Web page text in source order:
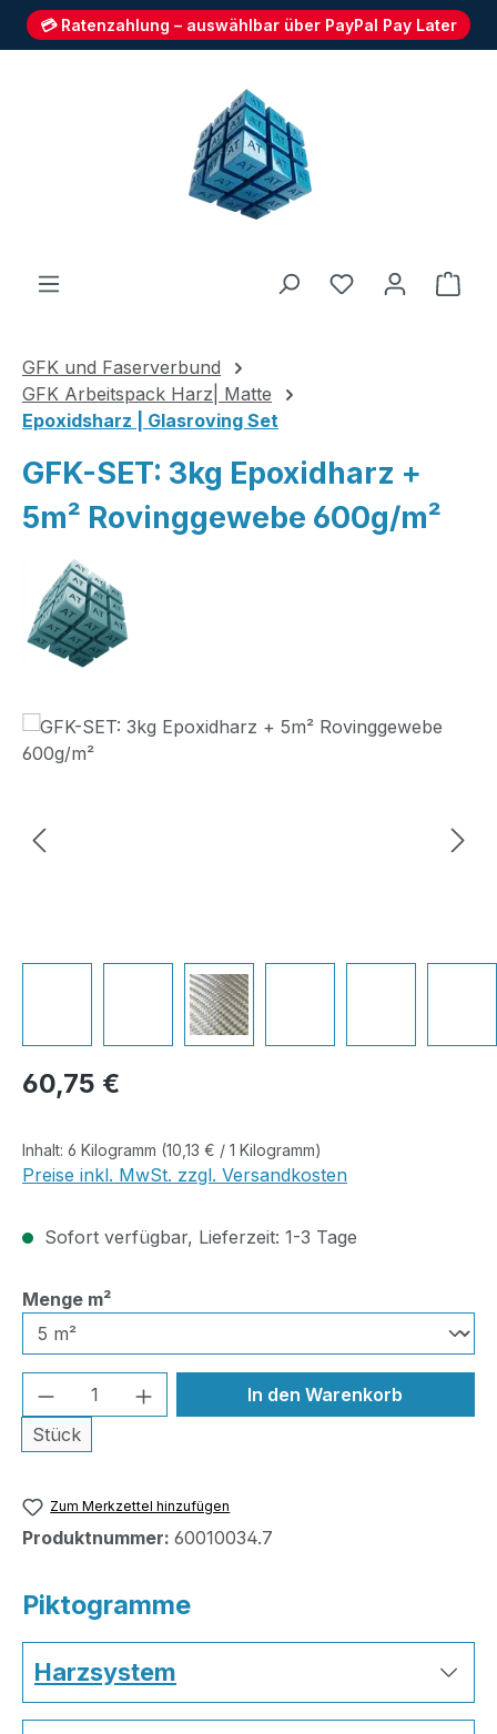
💳 Ratenzahlung – auswählbar über PayPal Pay Later
Du hast 0
GFK und Faserverbund
GFK Arbeitspack Harz| Matte
Epoxidsharz | Glasroving Set
GFK-SET: 3kg Epoxidharz +
5m² Rovinggewebe 600g/m²
Regulärer Preis:
60,75 €
Inhalt: 6 Kilogramm (10,13 € / 1 Kilogramm)
Preise inkl. MwSt. zzgl. Versandkosten
Sofort verfügbar, Lieferzeit: 1-3 Tage
Menge m²auswählen
Produkt Anzahl: Gib den
Stück
In den Warenkorb
Zum Merkzettel hinzufügen
Produktnummer: 60010034.7
Piktogramme
Harzsystem